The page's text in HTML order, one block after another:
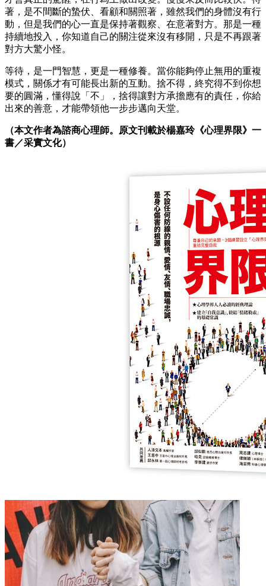
著，是不間斷的蟄伏、看顧和關照著，雖然我們的身體沒有行
動，但是我們的心一直是保持著觀察、在意著對方。那是一種
持續地投入，你知道自己的關注從來沒有移開，只是不再跟著
對方大驚小怪。
等待，是一門智慧，更是一種修養。當你能夠停止無用的重複
模式，關係才有可能長出新的互動。捨不得，終究得不到你想
要的圓滿，懂得說「不」，捨得讓對方承擔應有的責任，你給
出來的善意，才能帶領他一步步邁向天堂。
（本文作者為諮商心理師。原文刊載於楊嘉玲《心理界限》一
書／采實文化）